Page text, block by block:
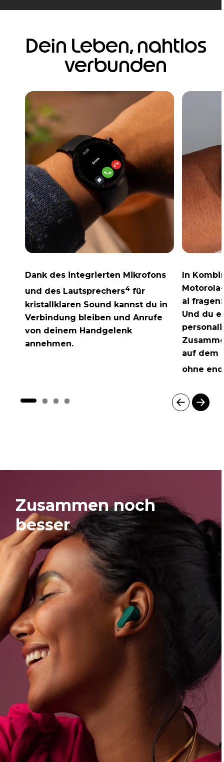
Dein Leben, nahtlos
verbunden
Dank des integrierten Mikrofons
und des Lautsprechers4 für
kristallklaren Sound kannst du in
Verbindung bleiben und Anrufe
von deinem Handgelenk
annehmen.
In
ai fragen:
Und du
auf dem
ohne
f
Zusammen noch
besser